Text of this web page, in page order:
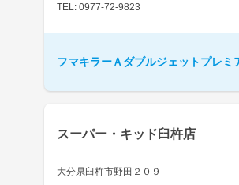
TEL: 0977-72-9823
フマキラーＡダブルジェットプレミ
スーパー・キッド臼杵店
大分県臼杵市野田２０９